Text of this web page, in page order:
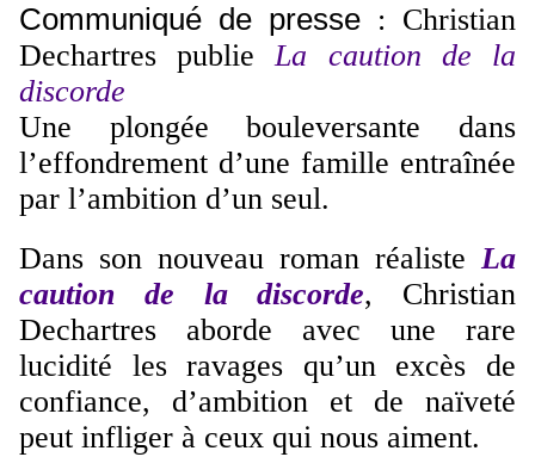
Communiqué de presse : Christian
Dechartres publieLa caution de la
discorde
Une plongée bouleversante dans
l’effondrement d’une famille entraînée
par l’ambition d’un seul.
Dans son nouveau roman réalisteLa
caution de la discorde, Christian
Dechartres aborde avec une rare
lucidité les ravages qu’un excès de
confiance, d’ambition et de naïveté
peut infliger à ceux qui nous aiment.